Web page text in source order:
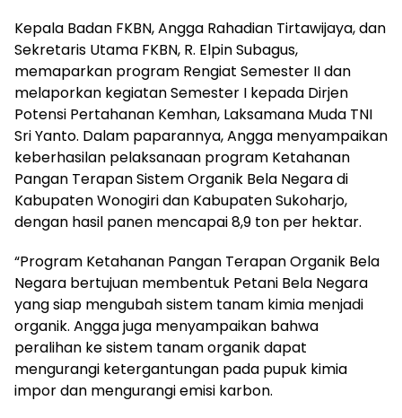
Kepala Badan FKBN, Angga Rahadian Tirtawijaya, dan
Sekretaris Utama FKBN, R. Elpin Subagus,
memaparkan program Rengiat Semester II dan
melaporkan kegiatan Semester I kepada Dirjen
Potensi Pertahanan Kemhan, Laksamana Muda TNI
Sri Yanto. Dalam paparannya, Angga menyampaikan
keberhasilan pelaksanaan program Ketahanan
Pangan Terapan Sistem Organik Bela Negara di
Kabupaten Wonogiri dan Kabupaten Sukoharjo,
dengan hasil panen mencapai 8,9 ton per hektar.
“Program Ketahanan Pangan Terapan Organik Bela
Negara bertujuan membentuk Petani Bela Negara
yang siap mengubah sistem tanam kimia menjadi
organik. Angga juga menyampaikan bahwa
peralihan ke sistem tanam organik dapat
mengurangi ketergantungan pada pupuk kimia
impor dan mengurangi emisi karbon.